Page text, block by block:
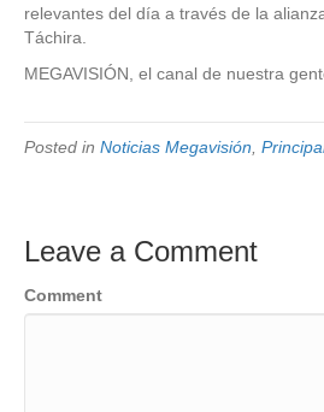
relevantes del día a través de la
Táchira.
MEGAVISIÓN, el canal de nuestra
Posted in Noticias Megavisión
Leave a Comment
Comment